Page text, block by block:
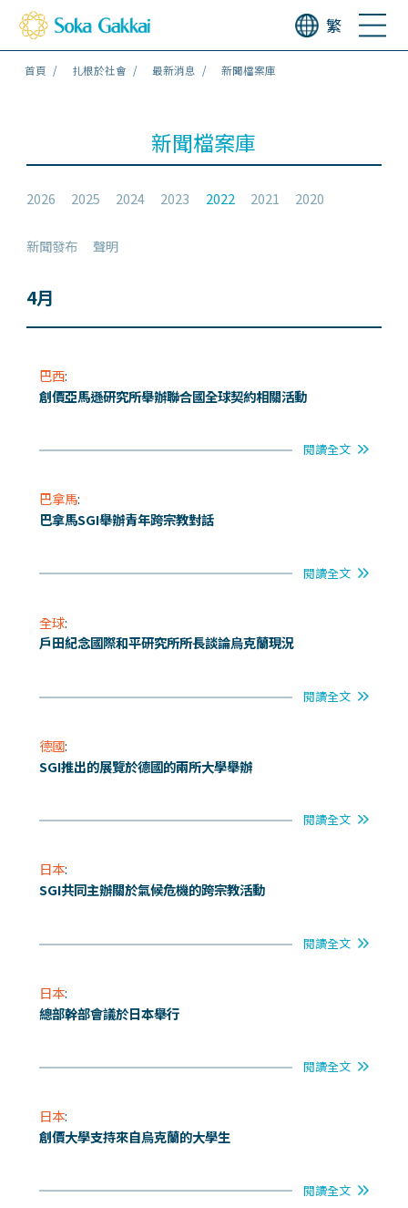
繁
首頁 扎根於社會 最新消息 新聞檔案庫
新聞檔案庫
2026 2025 2024 2023 2022 2021 2020
新聞發布 聲明
4月
巴西:
創價亞馬遜研究所舉辦聯合國全球契約相關活動
閱讀全文
巴拿馬:
巴拿馬SGI舉辦青年跨宗教對話
閱讀全文
全球:
戶田紀念國際和平研究所所長談論烏克蘭現況
閱讀全文
德國:
SGI推出的展覽於德國的兩所大學舉辦
閱讀全文
日本:
SGI共同主辦關於氣候危機的跨宗教活動
閱讀全文
日本:
總部幹部會議於日本舉行
閱讀全文
日本:
創價大學支持來自烏克蘭的大學生
閱讀全文